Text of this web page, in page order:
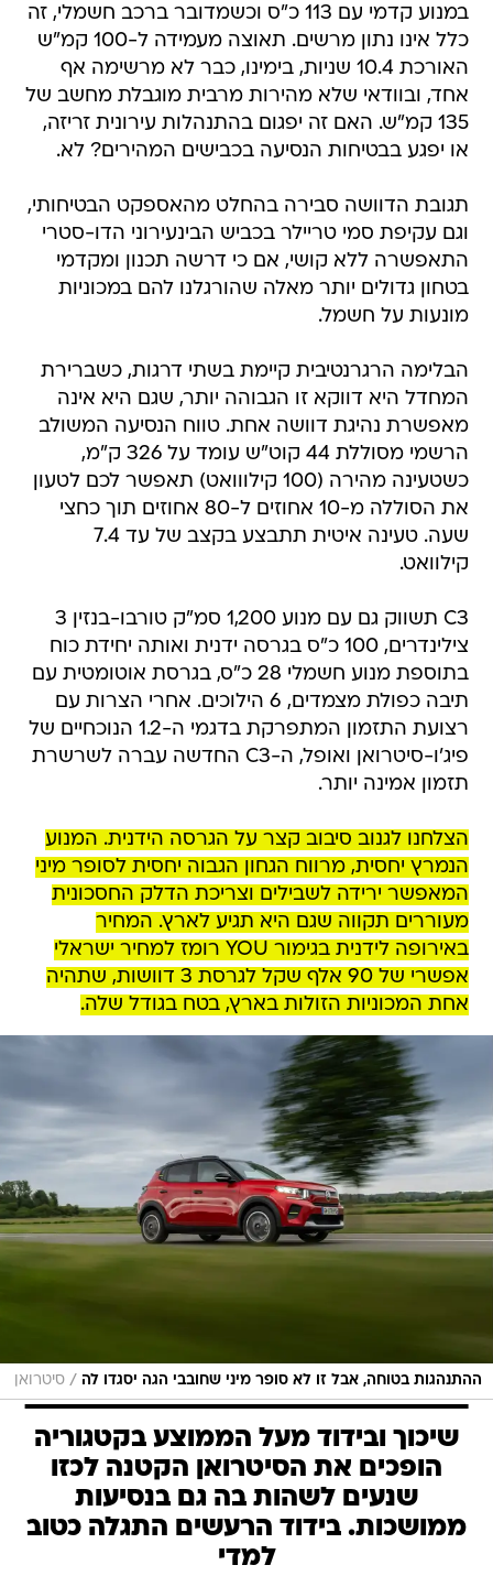
במנוע קדמי עם 113 כ"ס וכשמדובר ברכב חשמלי, זה
כלל אינו נתון מרשים. תאוצה מעמידה ל-100 קמ"ש
האורכת 10.4 שניות, בימינו, כבר לא מרשימה אף
אחד, ובוודאי שלא מהירות מרבית מוגבלת מחשב של
135 קמ"ש. האם זה יפגום בהתנהלות עירונית זריזה,
או יפגע בבטיחות הנסיעה בכבישים המהירים? לא.
תגובת הדוושה סבירה בהחלט מהאספקט הבטיחותי,
וגם עקיפת סמי טריילר בכביש הבינעירוני הדו-סטרי
התאפשרה ללא קושי, אם כי דרשה תכנון ומקדמי
בטחון גדולים יותר מאלה שהורגלנו להם במכוניות
מונעות על חשמל.
הבלימה הרגרנטיבית קיימת בשתי דרגות, כשברירת
המחדל היא דווקא זו הגבוהה יותר, שגם היא אינה
מאפשרת נהיגת דוושה אחת. טווח הנסיעה המשולב
הרשמי מסוללת 44 קוט"ש עומד על 326 ק"מ,
כשטעינה מהירה (100 קילווואט) תאפשר לכם לטעון
את הסוללה מ-10 אחוזים ל-80 אחוזים תוך כחצי
שעה. טעינה איטית תתבצע בקצב של עד 7.4
קילוואט.
C3 תשווק גם עם מנוע 1,200 סמ"ק טורבו-בנזין 3
צילינדרים, 100 כ"ס בגרסה ידנית ואותה יחידת כוח
בתוספת מנוע חשמלי 28 כ"ס, בגרסת אוטומטית עם
תיבה כפולת מצמדים, 6 הילוכים. אחרי הצרות עם
רצועת התזמון המתפרקת בדגמי ה-1.2 הנוכחיים של
פיג'ו-סיטרואן ואופל, ה-C3 החדשה עברה לשרשרת
תזמון אמינה יותר.
הצלחנו לגנוב סיבוב קצר על הגרסה הידנית. המנוע
הנמרץ יחסית, מרווח הגחון הגבוה יחסית לסופר מיני
המאפשר ירידה לשבילים וצריכת הדלק החסכונית
מעוררים תקווה שגם היא תגיע לארץ. המחיר
באירופה לידנית בגימור YOU רומז למחיר ישראלי
אפשרי של 90 אלף שקל לגרסת 3 דוושות, שתהיה
אחת המכוניות הזולות בארץ, בטח בגודל שלה.
ההתנהגות בטוחה, אבל זו לא סופר מיני שחובבי הגה יסגדו לה / סיטרואן
שיכוך ובידוד מעל הממוצע בקטגוריה
הופכים את הסיטרואן הקטנה לכזו
שנעים לשהות בה גם בנסיעות
ממושכות. בידוד הרעשים התגלה כטוב
למדי